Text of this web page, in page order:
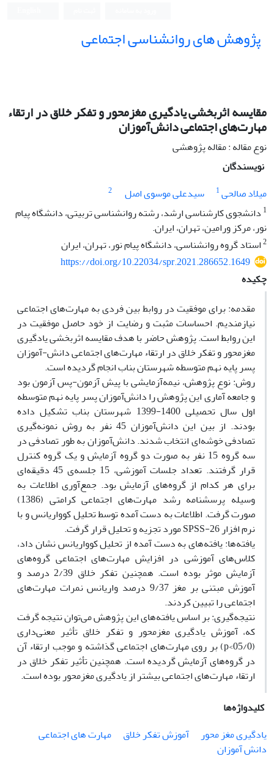
پژوهش های روانشناسی اجتماعی
مقایسه اثربخشی یادگیری مغزمحور و تفکر خلاق در ارتقاء
مهارت‌های اجتماعی دانش‌آموزان
نوع مقاله : مقاله پژوهشی
نویسندگان
میلاد صالحی1 سیدعلی موسوی اصل
2
1 دانشجوی کارشناسی ارشد، رشته روانشناسی تربیتی، دانشگاه پیام
نور، مرکز ورامین، تهران، ایران.
2استاد گروه روانشناسی، دانشگاه پیام نور، تهران، ایران
https://doi.org/10.22034/spr.2021.286652.1649
چکیده
مقدمه: برای موفقیت در روابط بین فردی به مهارت‌‌‌های اجتماعی
نیازمندیم. احساسات مثبت و رضایت از خود حاصل موفقیت در
این روابط است. پژوهش حاضر با هدف مقایسه اثربخشی یادگیری
مغزمحور و تفکر خلاق در ارتقاء مهارت‌های اجتماعی دانش-آموزان
پسر پایه نهم متوسطه شهرستان بناب انجام گردیده است.
روش: نوع پژوهش، نیمه‌آزمایشی با پیش آزمون‌-پس آزمون بود
و جامعه آماری این پژوهش را دانش‌آموزان پسر پایه نهم متوسطه
اول سال تحصیلی 1400-1399 شهرستان بناب تشکیل داده
بودند. از بین این دانش‌آموزان 45 نفر به روش نمونه‌گیری
تصادفی خوشه‌ای انتخاب شدند. دانش‌آموزان به طور تصادفی در
سه گروه 15 نفر به صورت دو گروه آزمایش و یک گروه کنترل
قرار گرفتند. تعداد جلسات آموزشی، 15 جلسه‌ی 45 دقیقه‌ای
برای هر کدام از گروه‌های آزمایش بود. جمع‌آوری اطلاعات به
وسیله پرسشنامه رشد مهارت‌های اجتماعی کرامتی (1386)
صورت گرفت. اطلاعات به دست آمده توسط تحلیل کوواریانس و با
نرم افزار SPSS-26 مورد تجزیه و تحلیل قرار گرفت.
یافته‌ها: یافته‌های به دست آمده از تحلیل کوواریانس نشان داد،
کلاس‌های آموزشی در افزایش مهارت‌های اجتماعی گروه‌های
آزمایش موثر بوده است. همچنین تفکر خلاق 2/39 درصد و
آموزش مبتنی بر مغز 9/37 درصد واریانس نمرات مهارت‌های
اجتماعی را تبیین کردند.
نتیجه‌گیری: بر ‌اساس یافته‌های این پژوهش می‌توان نتیجه گرفت
که، آموزش یادگیری مغزمحور و تفکر خلاق تأثیر معنی‌داری
(05/0>p) بر روی مهارت‌های اجتماعی گذاشته و موجب ارتقاء آن
در گروه‌های آزمایش گردیده است. همچنین تأثیر تفکر خلاق در
ارتقاء مهارت‌های اجتماعی بیشتر از یادگیری مغز‌محور بوده است.
کلیدواژه‌ها
یادگیری مغز محور
آموزش تفکر خلاق
مهارت های اجتماعی
دانش آموزان